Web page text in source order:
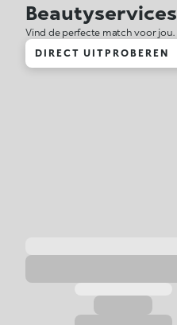
Beautyservices
Vind de perfecte match voor jou.
DIRECT UITPROBEREN